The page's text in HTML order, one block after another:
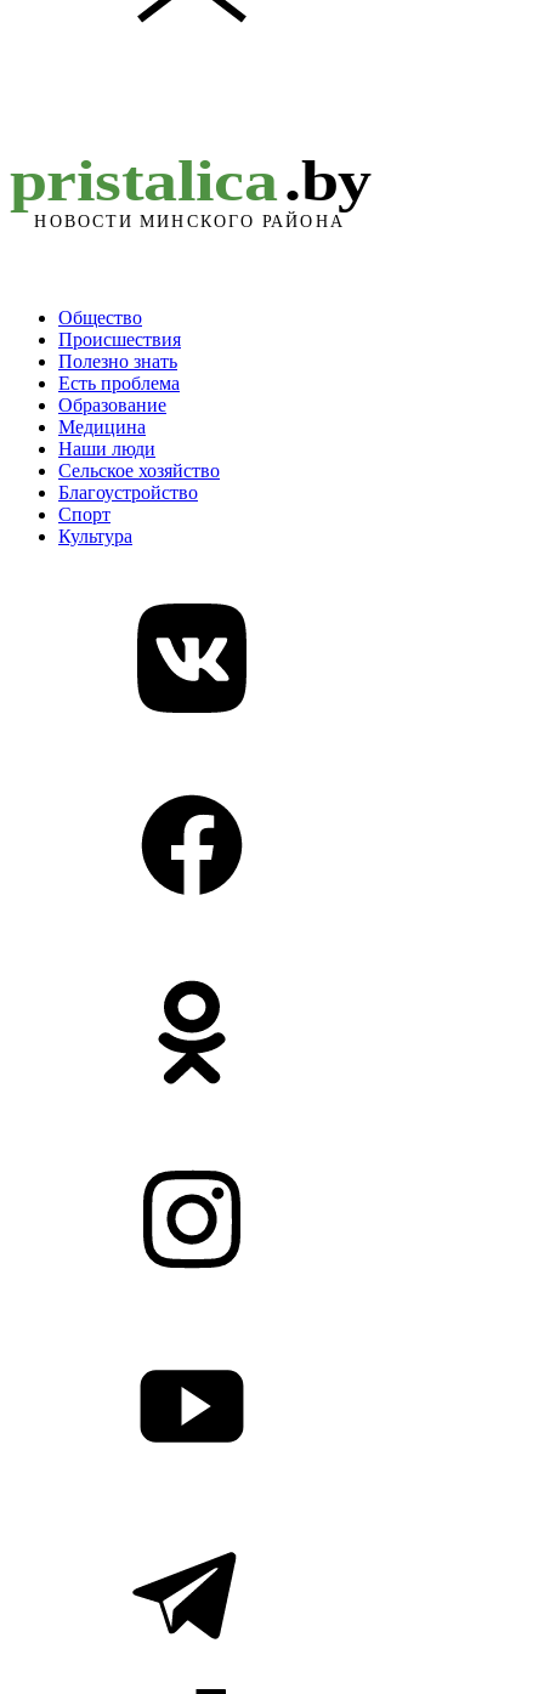
Общество
Происшествия
Полезно знать
Есть проблема
Образование
Медицина
Наши люди
Сельское хозяйство
Благоустройство
Спорт
Культура